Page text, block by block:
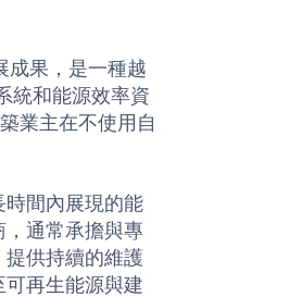
成果，是一種越
統和能源效率資
業主在不使用自
時間內展現的能
通常承擔與專
供持續的維護
再生能源與建